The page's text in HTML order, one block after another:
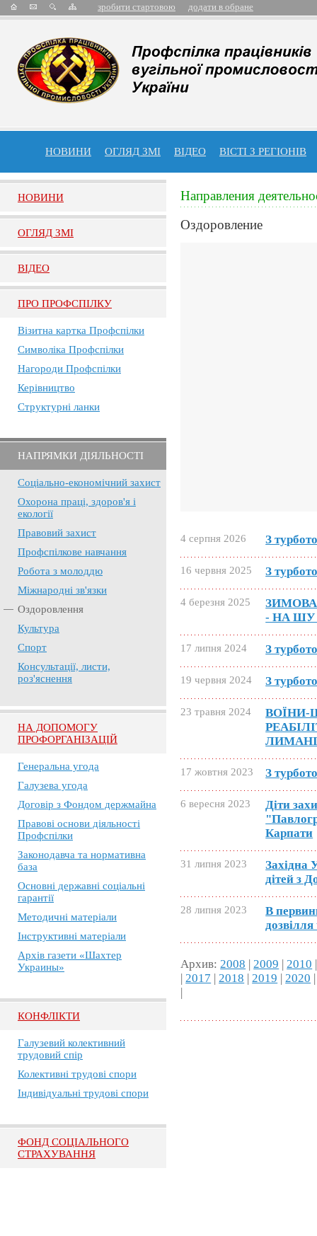
зробити стартовою додати в обране
НОВИНИ ОГЛЯД ЗМІ ВІДЕО ВІСТІ З РЕГІОНІВ
НОВИНИ
ОГЛЯД ЗМI
ВIДЕО
ПРО ПРОФСПIЛКУ
Візитна картка Профспілки
Символіка Профспілки
Нагороди Профспілки
Керівництво
Структурні ланки
НАПРЯМКИ ДІЯЛЬНОСТІ
Соціально-економічний захист
Охорона праці, здоров'я і
екології
Правовий захист
Профспілкове навчання
Робота з молоддю
Міжнародні зв'язки
Оздоровлення
Культура
Спорт
Консультації, листи,
роз'яснення
НА ДОПОМОГУ
ПРОФОРГАНІЗАЦІЙ
Генеральна угода
Галузева угода
Договір з Фондом держмайна
Правові основи діяльності
Профспілки
Законодавча та нормативна
база
Основні державні соціальні
гарантії
Методичні матеріали
Інструктивні матеріали
Архів газети «Шахтер
Украины»
КОНФЛІКТИ
Галузевий колективний
трудовий спір
Колективні трудові спори
Індивідуальні трудові спори
ФОНД СОЦІАЛЬНОГО
СТРАХУВАННЯ
Направления
Оздоровление
4 серпня 2026 З
16 червня 2025 З
4 березня 2025
- НА ШУ
17 липня 2024 З
19 червня 2024 З
23 травня 2024
ВОЇНИ-
17 жовтня 2023 З
6 вересня 2023
Діти
Карпати
31 липня 2023
Західна
дітей з
28 липня 2023
В
Архив:2008 |2009 |2010
|2017 |2018 |2019 |2020